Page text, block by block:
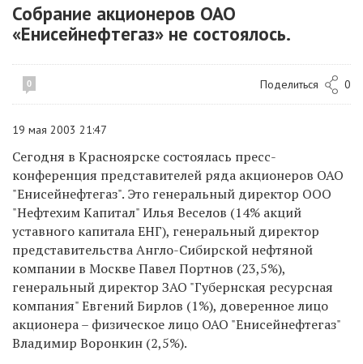
Собрание акционеров ОАО
«Енисейнефтегаз» не состоялось.
0 Поделиться 0
19 мая 2003 21:47
Сегодня в Красноярске состоялась пресс-
конференция представителей ряда акционеров ОАО
"Енисейнефтегаз". Это генеральный директор ООО
"Нефтехим Капитал" Илья Веселов (14% акций
уставного капитала ЕНГ), генеральный директор
представительства Англо-Сибирской нефтяной
компании в Москве Павел Портнов (23,5%),
генеральный директор ЗАО "Губернская ресурсная
компания" Евгений Бирлов (1%), доверенное лицо
акционера – физическое лицо ОАО "Енисейнефтегаз"
Владимир Воронкин (2,5%).